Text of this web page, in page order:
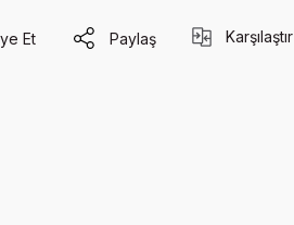
Et Paylaş Karşılaştır